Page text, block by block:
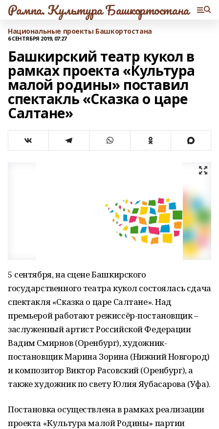
Рампа. Культура Башкортостана
Национальные проекты Башкортостана
6 СЕНТЯБРЯ 2019, 07:27
Башкирский театр кукол в
рамках проекта «Культура
малой родины» поставил
спектакль «Сказка о царе
Салтане»
5 сентября, на сцене Башкирского
государственного театра кукол состоялась сдача
спектакля «Сказка о царе Салтане». Над
премьерой работают режиссёр-постановщик –
заслуженный артист Российской Федерации
Вадим Смирнов (Оренбург), художник-
постановщик Марина Зорина (Нижний Новгород)
и композитор Виктор Расовский (Оренбург), а
также художник по свету Юлия Яубасарова (Уфа).
Постановка осуществлена в рамках реализации
проекта «Культура малой Родины» партии